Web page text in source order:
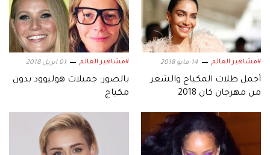
#مشاهير العالم 14 مايو 2018
أجمل طلات المكياج والشعر
من مهرجان كان 2018
#مشاهير العالم 01 ابريل 2018
بالصور: جميلات هوليوود بدون
مكياج